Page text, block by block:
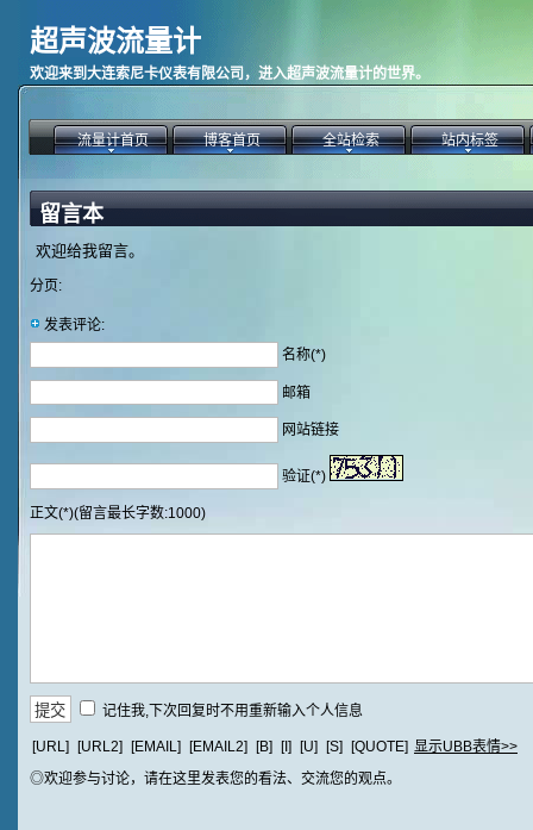
超声波流量计
欢迎来到大连索尼卡仪表有限公司，进入超声波流量计的世界。
流量计首页 博客首页 全站检索 站内标签
留言本
欢迎给我留言。
分页:
发表评论:
名称(*)
邮箱
网站链接
验证(*)
正文(*)(留言最长字数:1000)
记住我,下次回复时不用重新输入个人信息
[URL] [URL2] [EMAIL] [EMAIL2] [B] [I] [U] [S] [QUOTE] 显示UBB表情>>
◎欢迎参与讨论，请在这里发表您的看法、交流您的观点。